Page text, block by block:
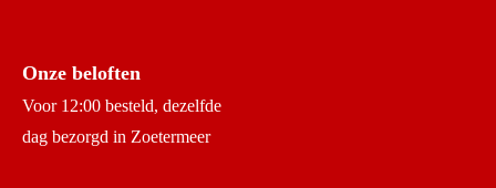
Onze beloften
Voor 12:00 besteld, dezelfde
dag bezorgd in Zoetermeer